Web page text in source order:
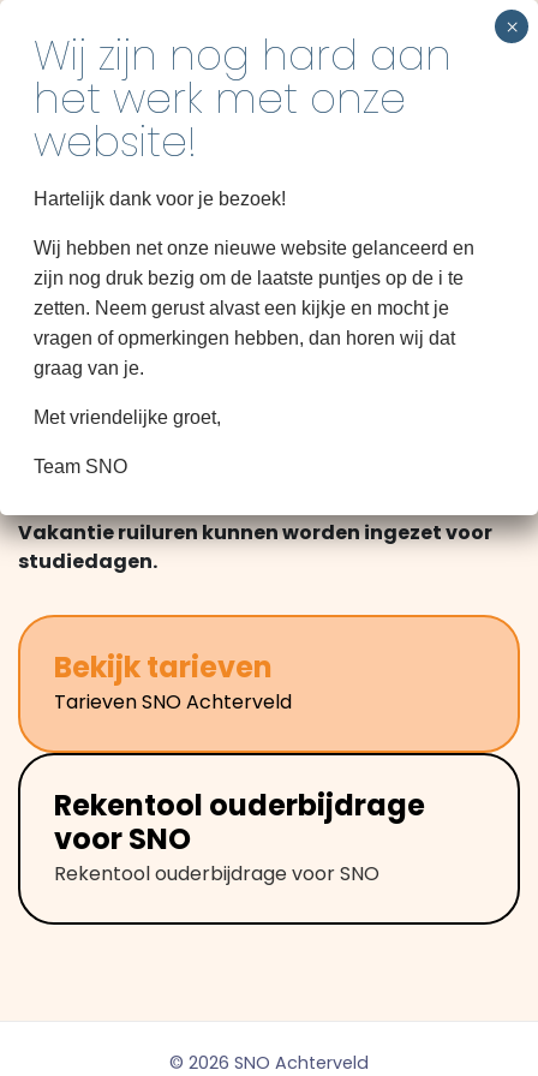
Groepen
Informatie
INSCHRIJVEN
Aanvullende informatie
Vanaf 2026 werkt SNO met ruiluren. Bij tijdig
afmelden kun je de niet gebruikte uren inzetten op
een andere dag.
inschrijfkosten in rekening.
Ook aan een plekje op de wachtlijst zijn geen kosten
Vakantie ruiluren kunnen worden ingezet voor
studiedagen.
Bekijk tarieven
Tarieven SNO Achterveld
Rekentool ouderbijdrage
voor SNO
Rekentool ouderbijdrage voor SNO
© 2026 SNO Achterveld
Hartelijk dank voor je bezoek!
Wij hebben net onze nieuwe website gelanceerd en
zijn nog druk bezig om de laatste puntjes op de i te
zetten. Neem gerust alvast een kijkje en mocht je
vragen of opmerkingen hebben, dan horen wij dat
graag van je.
Met vriendelijke groet,
Team SNO